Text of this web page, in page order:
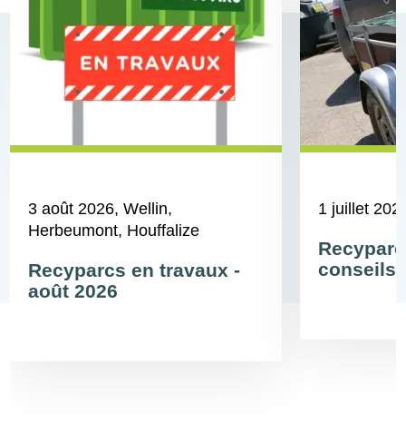
3 août 2026, Wellin,
Herbeumont, Houffalize
Recyparcs en travaux -
août 2026
1 juillet
conseils